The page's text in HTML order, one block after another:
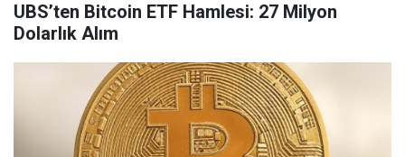
UBS’ten Bitcoin ETF Hamlesi: 27 Milyon
Dolarlık Alım